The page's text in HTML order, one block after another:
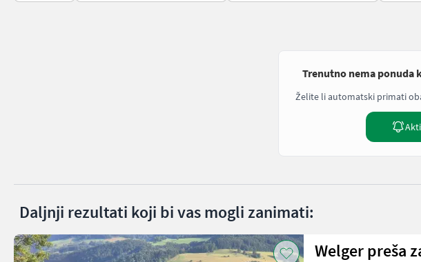
Trenutno nema ponuda
Želite li automatski primati
Daljnji rezultati koji bi vas mogli zanimati:
Welger preša